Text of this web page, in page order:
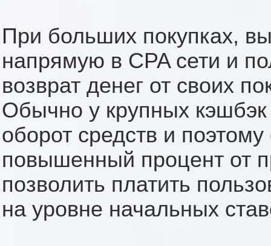
При больших покупках,
напрямую в CPA сети и
возврат денег от своих
Обычно у крупных
оборот средств и
повышенный процент от
позволить платить
на уровне начальных